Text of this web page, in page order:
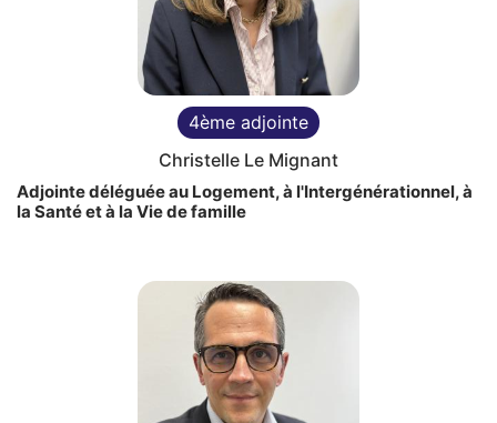
4ème adjointe
Christelle Le Mignant
Adjointe déléguée au Logement, à l'Intergénérationnel, à
la Santé et à la Vie de famille